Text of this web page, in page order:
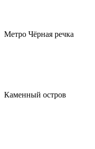
Метро Чёрная речка
Каменный остров